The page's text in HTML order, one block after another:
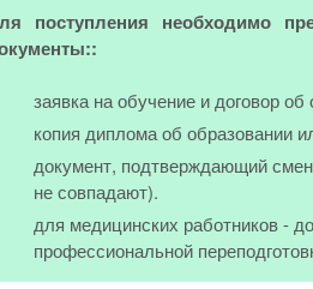
поступления необходимо
заявка на обучение и договор об
копия диплома об образовании
документ, подтверждающий
не совпадают).
для медицинских работников -
профессиональной